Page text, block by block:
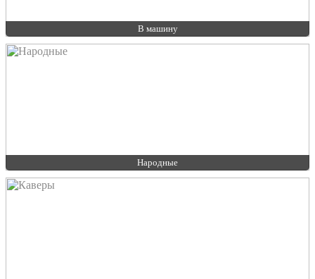
В машину
Народные